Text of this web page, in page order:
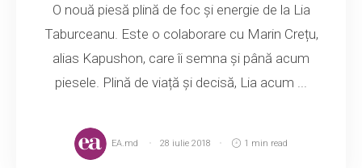
O nouă piesă plină de foc și energie de la Lia
Taburceanu. Este o colaborare cu Marin Crețu,
alias Kapushon, care îi semna și până acum
piesele. Plină de viață și decisă, Lia acum ...
EA.md 28 iulie 2018 1 min read